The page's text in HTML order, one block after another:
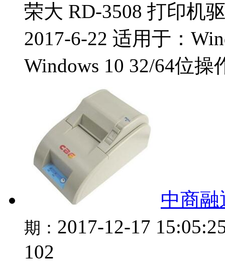
荣大 RD-3508 打印机
2017-6-22 适用于：
Windows 10 32/64位操
中商融
期： 2017-12-17
102